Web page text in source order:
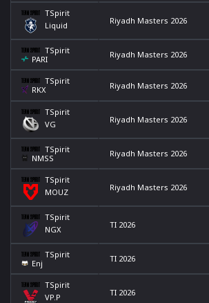
TSpirit
Liquid
Riyadh Masters 2026
TSpirit
PARI
Riyadh Masters 2026
TSpirit
RKX
Riyadh Masters 2026
TSpirit
VG
Riyadh Masters 2026
TSpirit
NMSS
Riyadh Masters 2026
TSpirit
MOUZ
Riyadh Masters 2026
TSpirit
NGX
TI 2026
TSpirit
Enj
TI 2026
TSpirit
VP.P
TI 2026